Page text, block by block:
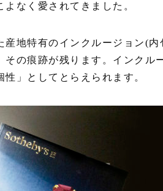
なく愛されてきました。
地特有のインクルージョン(内
の痕跡が残ります。インクル
」としてとらえられます。